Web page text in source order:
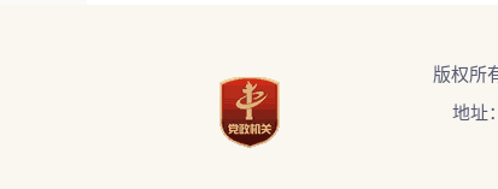
版权所
地址